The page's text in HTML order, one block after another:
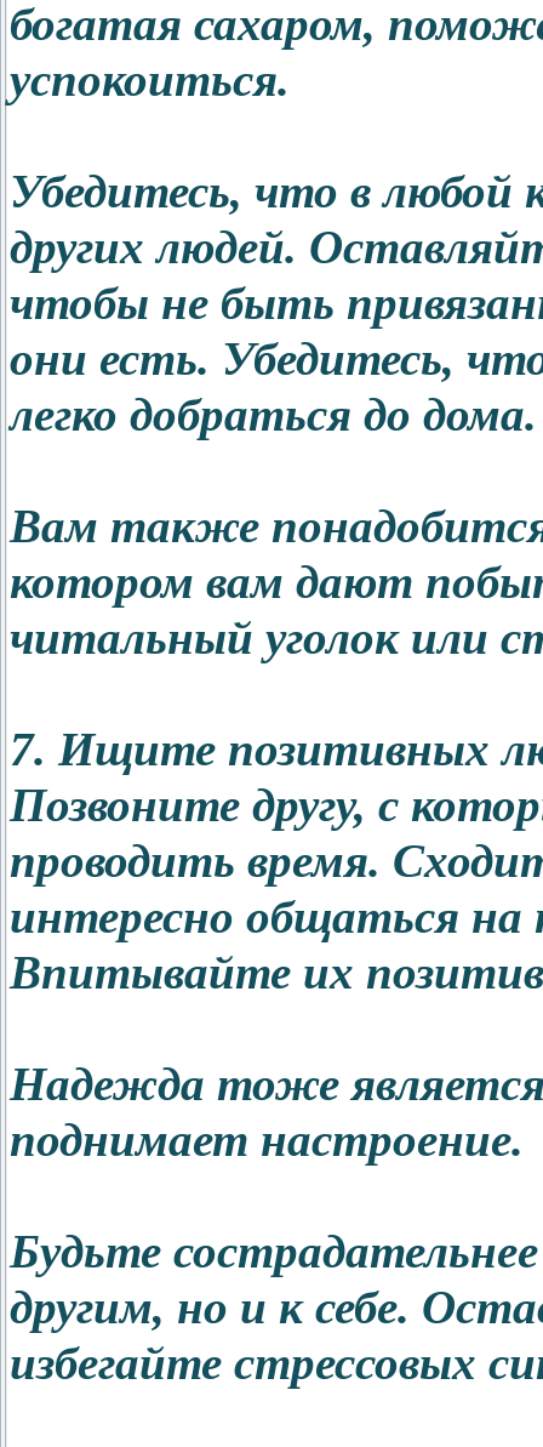
богатая сахаром,
успокоиться.
Убедитесь, что в любой
других людей.
чтобы не быть
они есть. Убедитесь,
легко добраться до
Вам также
котором вам дают
читальный уголок или
7. Ищите позитивных
Позвоните другу, с
проводить время.
интересно общаться на
Впитывайте их позитив
Надежда тоже является
поднимает настроение.
Будьте
другим, но и к себе.
избегайте стрессовых